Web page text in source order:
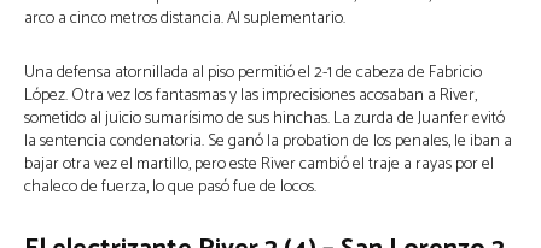
arco a cinco metros distancia. Al suplementario.
Una defensa atornillada al piso permitió el 2-1 de cabeza de Fabricio
López. Otra vez los fantasmas y las imprecisiones acosaban a River,
sometido al juicio sumarísimo de sus hinchas. La zurda de Juanfer evitó
la sentencia condenatoria. Se ganó la probation de los penales, le iban a
bajar otra vez el martillo, pero este River cambió el traje a rayas por el
chaleco de fuerza, lo que pasó fue de locos.